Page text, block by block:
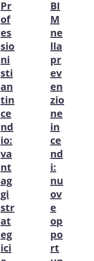
Pr
of
es
sio
ni
sti
an
tin
ce
nd
io:
va
nt
ag
gi
str
at
eg
ici
BI
M
ne
lla
pr
ev
en
zio
ne
in
ce
nd
i:
nu
ov
e
op
po
rt